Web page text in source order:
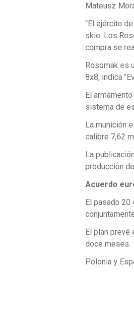
Mateusz
"El ejército
skie. Los
compra se
Rosomak es
8x8, indica
El
sistema de
La munición
calibre 7,62
La
producción
Acuerdo
El pasado 20
El plan prevé
doce meses.
Polonia y